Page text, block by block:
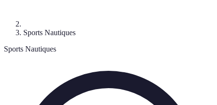
Sports Nautiques
Sports Nautiques